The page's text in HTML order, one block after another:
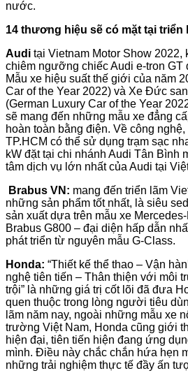
nước.
14 thương hiệu sẽ có mặt tại triển
Audi tại Vietnam Motor Show 2022,
chiêm ngưỡng chiếc Audi e-tron GT
Mẫu xe hiệu suất thế giới của năm
Car of the Year 2022) và Xe Đức
(German Luxury Car of the Year
sẽ mang đến những mẫu xe đẳng
hoàn toàn bằng điện. Về công
TP.HCM có thể sử dụng trạm sạc
kW đặt tại chi nhánh Audi Tân Bình
tâm dịch vụ lớn nhất của Audi tại
Brabus VN: mang đến triển lãm
những sản phẩm tốt nhất, là siêu
sản xuất dựa trên mẫu xe
Brabus G800 – đại diện hấp dẫn
phát triển từ nguyên mẫu G-Class.
Honda: “Thiết kế thể thao – Vận
nghệ tiên tiến – Thân thiện với môi
trội” là những giá trị cốt lõi đã đưa
quen thuộc trong lòng người tiêu
lãm năm nay, ngoài những mẫu xe
trường Việt Nam, Honda cũng giới
hiện đại, tiên tiến hiện đang ứng
mình. Điều này chắc chắn hứa hẹn
những trải nghiệm thực tế đầy ấn